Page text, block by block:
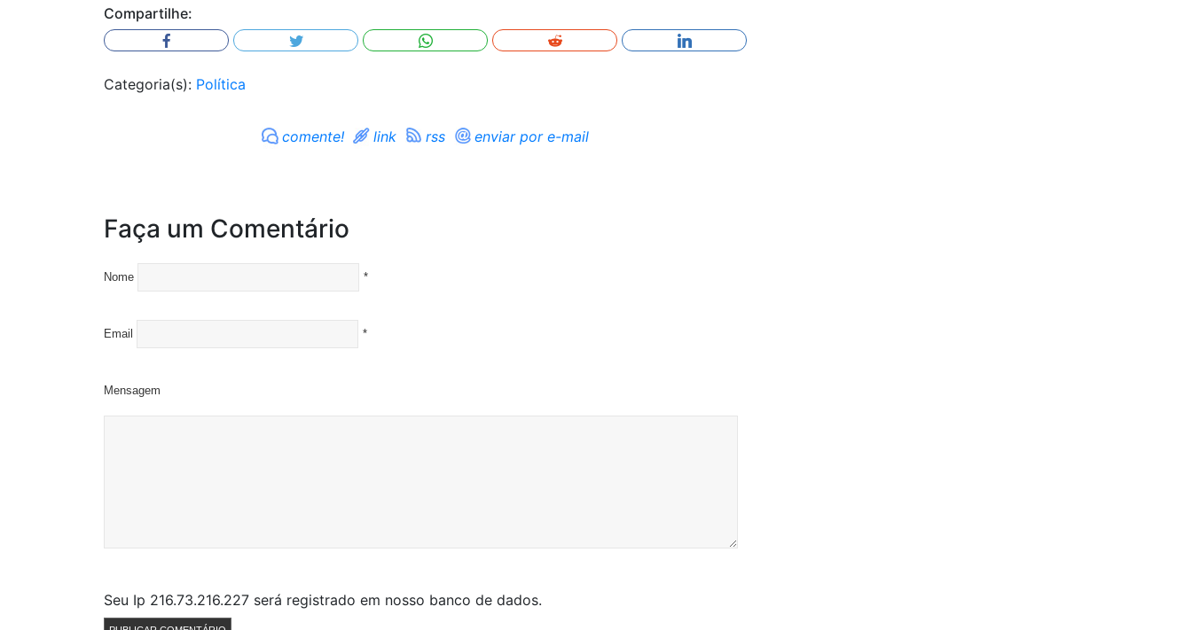
Compartilhe:
Categoria(s): Política
comente! link rss enviar por e-mail
Faça um Comentário
Nome *
Email *
Mensagem
Seu Ip 216.73.216.227 será registrado em nosso banco de dados.